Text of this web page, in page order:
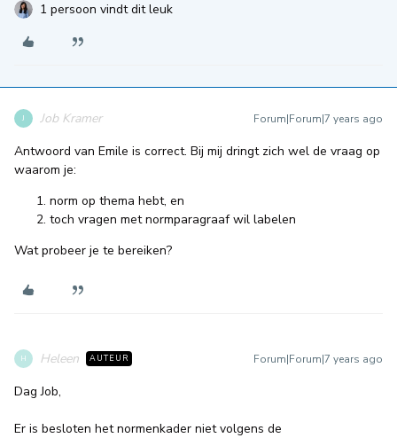
1 persoon vindt dit leuk
J Job Kramer Forum|Forum|7 years ago
Antwoord van Emile is correct. Bij mij dringt zich wel de vraag op
waarom je:
norm op thema hebt, en
toch vragen met normparagraaf wil labelen
Wat probeer je te bereiken?
H Heleen AUTEUR Forum|Forum|7 years ago
Dag Job,
Er is besloten het normenkader niet volgens de